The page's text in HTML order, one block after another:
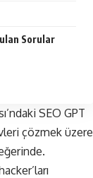
Sorular
SEO GPT
çözmek üzere